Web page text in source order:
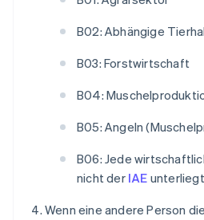
B02: Abhängige
B03: Forstwirtschaft
B04:
B05: Angeln
B06: Jede
nicht der IAE unterliegt
Wenn eine andere Person